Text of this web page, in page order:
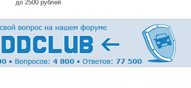
до 2500 рублей